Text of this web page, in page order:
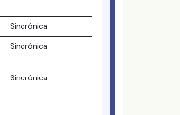
Sincrónica
Sincrónica
Sincrónica